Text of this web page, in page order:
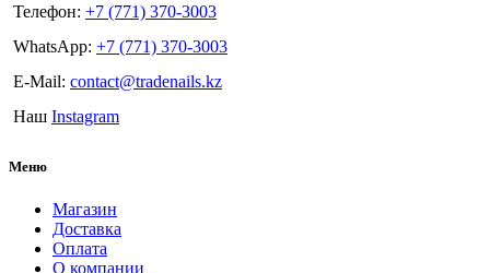
Телефон: +7 (771) 370-3003
WhatsApp: +7 (771) 370-3003
E-Mail: contact@tradenails.kz
Наш Instagram
Меню
Магазин
Доставка
Оплата
О компании